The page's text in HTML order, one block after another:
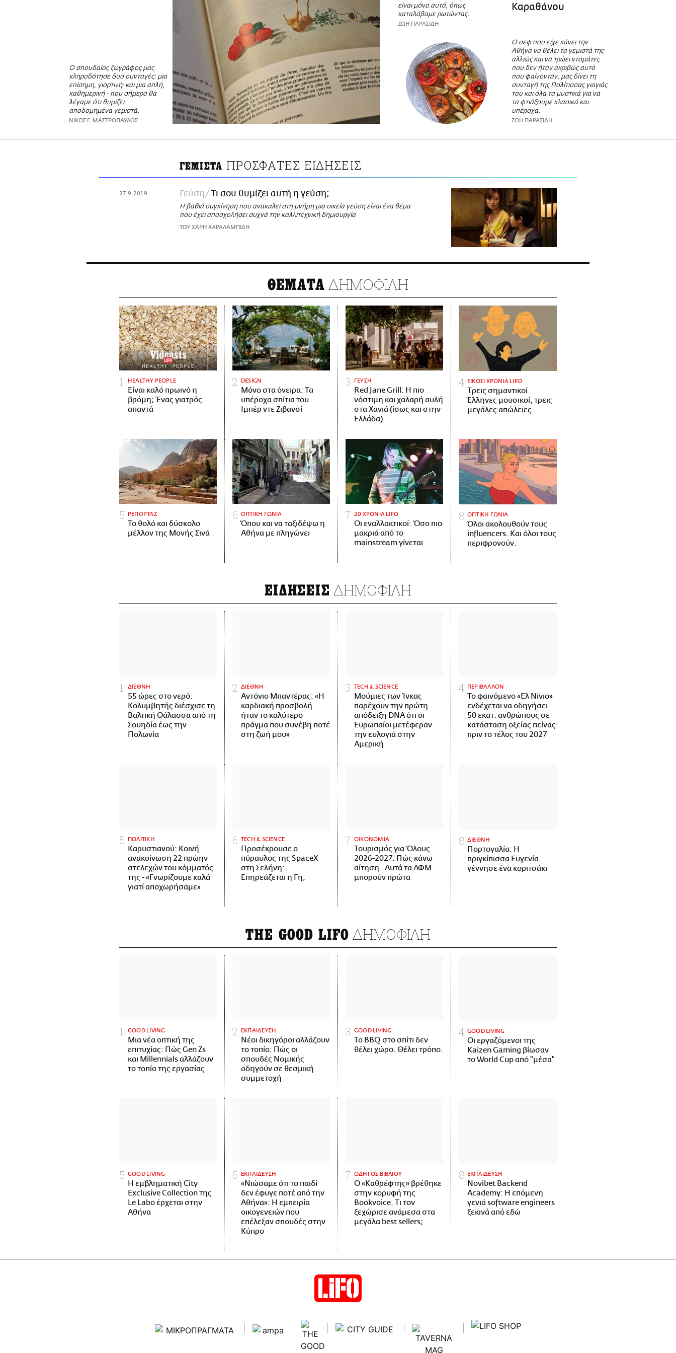
Ο σπουδαίος ζωγράφος μας
κληροδότησε δυο συνταγές: μια
επίσημη, γιορτινή· και μια απλή,
καθημερινή - που σήμερα θα
λέγαμε ότι θυμίζει
αποδομημένα γεμιστά.
ΝΙΚΟΣ Γ. ΜΑΣΤΡΟΠΑΥΛΟΣ
είναι μόνο αυτά, όπως
καταλάβαμε ρωτώντας.
ΖΩΗ ΠΑΡΑΣΙΔΗ
Καραθάνου
Ο σεφ που είχε κάνει την
Αθήνα να θέλει τα γεμιστά της
αλλιώς και να τρώει ντομάτες
που δεν ήταν ακριβώς αυτό
που φαίνονταν, μας δίνει τη
συνταγή της Πολίτισσας γιαγιάς
του και όλα τα μυστικά για να
τα φτιάξουμε κλασικά και
υπέροχα.
ΖΩΗ ΠΑΡΑΣΙΔΗ
ΓΕΜΙΣΤΑ ΠΡΟΣΦΑΤΕΣ ΕΙΔΗΣΕΙΣ
27.9.2019 Γεύση Τι σου θυμίζει αυτή η γεύση;
Η βαθιά συγκίνηση που ανακαλεί στη μνήμη μια οικεία γεύση είναι ένα θέμα
που έχει απασχολήσει συχνά την καλλιτεχνική δημιουργία
ΤΟΥ ΧΑΡΗ ΧΑΡΑΛΑΜΠΙΔΗ
ΘΕΜΑΤΑ ΔΗΜΟΦΙΛΗ
HEALTHY PEOPLE
Είναι καλό πρωινό η
βρόμη; Ένας γιατρός
απαντά
DESIGN
Μόνο στα όνειρα: Τα
υπέροχα σπίτια του
Ιμπέρ ντε Ζιβανσί
ΓΕΥΣΗ
Red Jane Grill: Η πιο
νόστιμη και χαλαρή αυλή
στα Χανιά (ίσως και στην
Ελλάδα)
ΕΙΚΟΣΙ ΧΡΟΝΙΑ LIFO
Tρεις σημαντικοί
Έλληνες μουσικοί, τρεις
μεγάλες απώλειες
ΡΕΠΟΡΤΑΖ
Το θολό και δύσκολο
μέλλον της Μονής Σινά
ΟΠΤΙΚΗ ΓΩΝΙΑ
Όπου και να ταξιδέψω η
Αθήνα με πληγώνει
20 ΧΡΟΝΙΑ LIFO
Οι εναλλακτικοί: Όσο πιο
μακριά από το
mainstream γίνεται
ΟΠΤΙΚΗ ΓΩΝΙΑ
Όλοι ακολουθούν τους
influencers. Και όλοι τους
περιφρονούν.
ΕΙΔΗΣΕΙΣ ΔΗΜΟΦΙΛΗ
ΔΙΕΘΝΗ
55 ώρες στο νερό:
Κολυμβητής διέσχισε τη
Βαλτική Θάλασσα από τη
Σουηδία έως την
Πολωνία
ΔΙΕΘΝΗ
Αντόνιο Μπαντέρας: «Η
καρδιακή προσβολή
ήταν το καλύτερο
πράγμα που συνέβη ποτέ
στη ζωή μου»
ΤECH & SCIENCE
Μούμιες των Ίνκας
παρέχουν την πρώτη
απόδειξη DNA ότι οι
Ευρωπαίοι μετέφεραν
την ευλογιά στην
Αμερική
ΠΕΡΙΒΑΛΛΟΝ
Το φαινόμενο «Ελ Νίνιο»
ενδέχεται να οδηγήσει
50 εκατ. ανθρώπους σε
κατάσταση οξείας πείνας
πριν το τέλος του 2027
ΠΟΛΙΤΙΚΗ
Καρυστιανού: Κοινή
ανακοίνωση 22 πρώην
στελεχών του κόμματός
της - «Γνωρίζουμε καλά
γιατί αποχωρήσαμε»
ΤECH & SCIENCE
Προσέκρουσε ο
πύραυλος της SpaceX
στη Σελήνη:
Επηρεάζεται η Γη;
ΟΙΚΟΝΟΜΙΑ
Τουρισμός για Όλους
2026-2027: Πώς κάνω
αίτηση - Αυτά τα ΑΦΜ
μπορούν πρώτα
ΔΙΕΘΝΗ
Πορτογαλία: Η
πριγκίπισσα Ευγενία
γέννησε ένα κοριτσάκι
THE GOOD LIFO ΔΗΜΟΦΙΛΗ
GOOD LIVING
Μια νέα οπτική της
επιτυχίας: Πώς Gen Zs
και Millennials αλλάζουν
το τοπίο της εργασίας
ΕΚΠΑΙΔΕΥΣΗ
Νέοι δικηγόροι αλλάζουν
το τοπίο: Πώς οι
σπουδές Νομικής
οδηγούν σε θεσμική
συμμετοχή
GOOD LIVING
Το BBQ στο σπίτι δεν
θέλει χώρο. Θέλει τρόπο.
GOOD LIVING
Οι εργαζόμενοι της
Kaizen Gaming βίωσαν
το World Cup από "μέσα"
GOOD LIVING
Η εμβληματική City
Exclusive Collection της
Le Labo έρχεται στην
Αθήνα
ΕΚΠΑΙΔΕΥΣΗ
«Νιώσαμε ότι το παιδί
δεν έφυγε ποτέ από την
Αθήνα»: Η εμπειρία
οικογενειών που
επέλεξαν σπουδές στην
Κύπρο
ΟΔΗΓΟΣ ΒΙΒΛΙΟΥ
Ο «Καθρέφτης» βρέθηκε
στην κορυφή της
Bookvoice. Τι τον
ξεχώρισε ανάμεσα στα
μεγάλα best sellers;
ΕΚΠΑΙΔΕΥΣΗ
Novibet Backend
Academy: Η επόμενη
γενιά software engineers
ξεκινά από εδώ